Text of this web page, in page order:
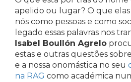
apelido ou lugar? O que
nós como pessoas e como
legado essas palavras nos
Isabel Boullón Agrelo
estas e outras questões
e a nossa onomástica no seu
na RAG como académica